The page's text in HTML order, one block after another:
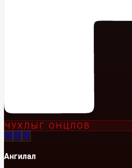
ЧУХЛЫГ ОНЦЛОВ
Ангилал